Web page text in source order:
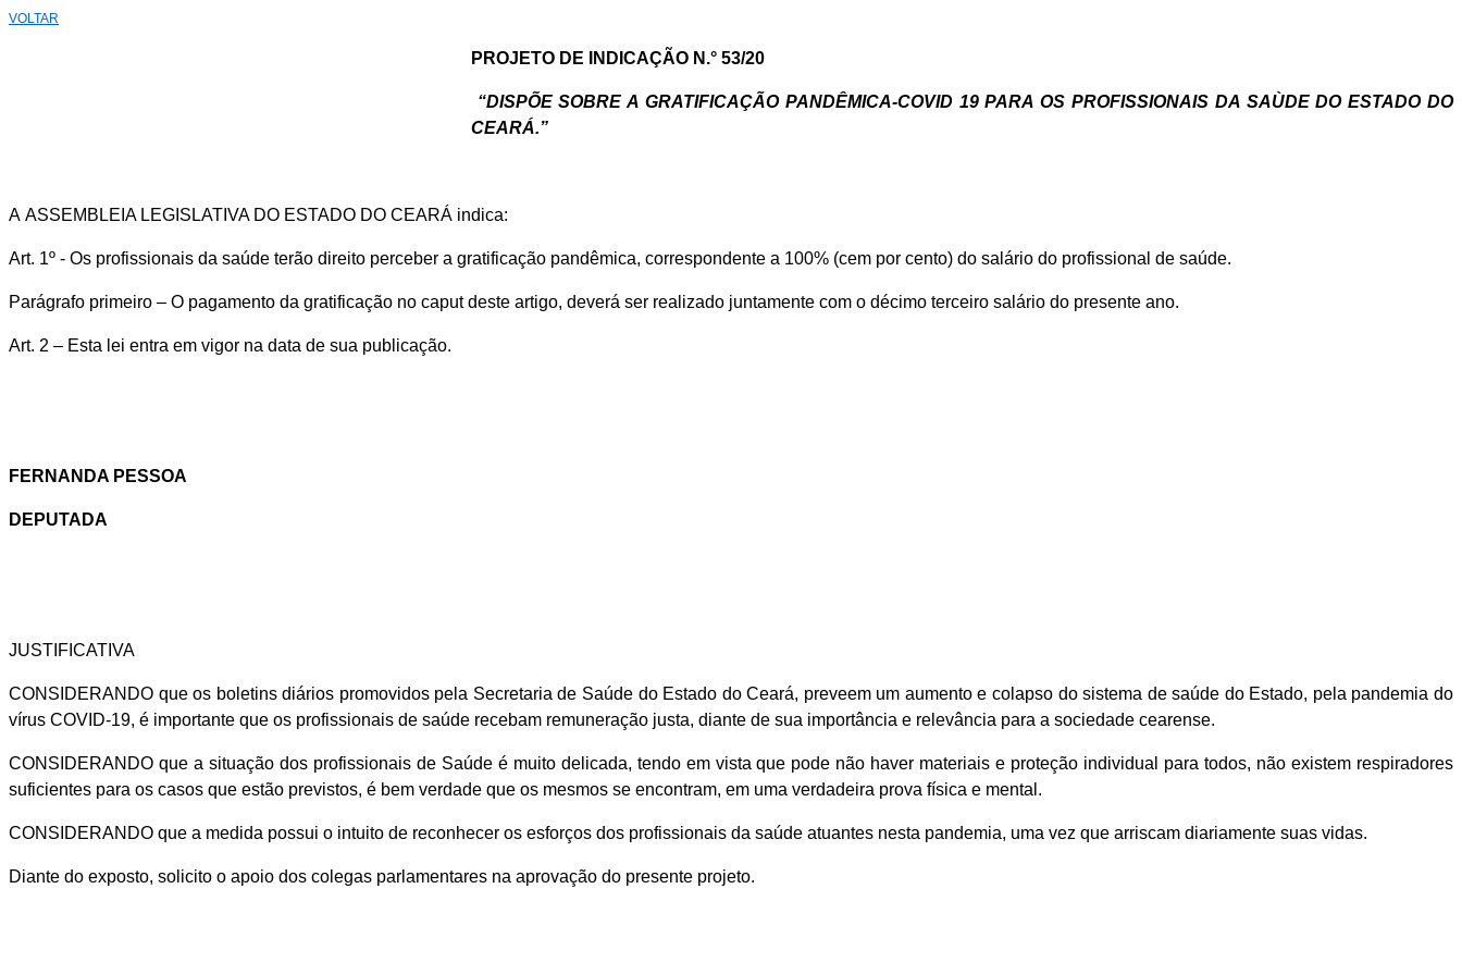
VOLTAR
PROJETO DE INDICAÇÃO N.° 53/20
“DISPÕE SOBRE A GRATIFICAÇÃO PANDÊMICA-COVID 19 PARA OS PROFISSIONAIS DA SAÙDE DO ESTADO DO
CEARÁ.”
A ASSEMBLEIA LEGISLATIVA DO ESTADO DO CEARÁ indica:
Art. 1º - Os profissionais da saúde terão direito perceber a gratificação pandêmica, correspondente a 100% (cem por cento) do salário do profissional de saúde.
Parágrafo primeiro – O pagamento da gratificação no caput deste artigo, deverá ser realizado juntamente com o décimo terceiro salário do presente ano.
Art. 2 – Esta lei entra em vigor na data de sua publicação.
FERNANDA PESSOA
DEPUTADA
JUSTIFICATIVA
CONSIDERANDO que os boletins diários promovidos pela Secretaria de Saúde do Estado do Ceará, preveem um aumento e colapso do sistema de saúde do Estado, pela pandemia do
vírus COVID-19, é importante que os profissionais de saúde recebam remuneração justa, diante de sua importância e relevância para a sociedade cearense.
CONSIDERANDO que a situação dos profissionais de Saúde é muito delicada, tendo em vista que pode não haver materiais e proteção individual para todos, não existem respiradores
suficientes para os casos que estão previstos, é bem verdade que os mesmos se encontram, em uma verdadeira prova física e mental.
CONSIDERANDO que a medida possui o intuito de reconhecer os esforços dos profissionais da saúde atuantes nesta pandemia, uma vez que arriscam diariamente suas vidas.
Diante do exposto, solicito o apoio dos colegas parlamentares na aprovação do presente projeto.